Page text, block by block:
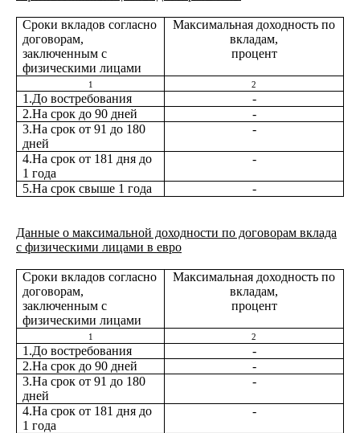
Сроки вкладов согласно
договорам,
заключенным с
физическими лицами
Максимальная доходность по
вкладам,
процент
1 2
1.До востребования
-
2.На срок до 90 дней
-
3.На срок от 91 до 180
дней
-
4.На срок от 181 дня до
1 года
-
5.На срок свыше 1 года -
Данные о максимальной доходности по договорам вклада
с физическими лицами в евро
Сроки вкладов согласно
договорам,
заключенным с
физическими лицами
Максимальная доходность по
вкладам,
процент
1 2
1.До востребования
-
2.На срок до 90 дней
-
3.На срок от 91 до 180
дней
-
4.На срок от 181 дня до
1 года
-